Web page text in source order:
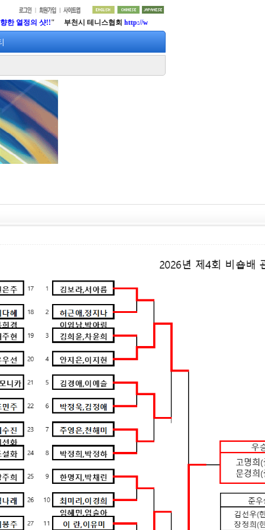
정의 샷!! " 부천시 테니스협회http://www.lifetennis.org